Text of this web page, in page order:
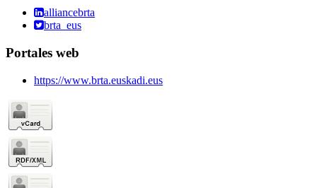
alliancebrta
brta_eus
Portales web
https://www.brta.euskadi.eus